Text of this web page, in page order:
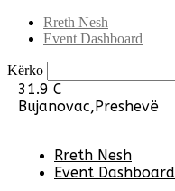
Rreth Nesh
Event Dashboard
Kërko
31.9 C
Bujanovac,Preshevë
Rreth Nesh
Event Dashboard